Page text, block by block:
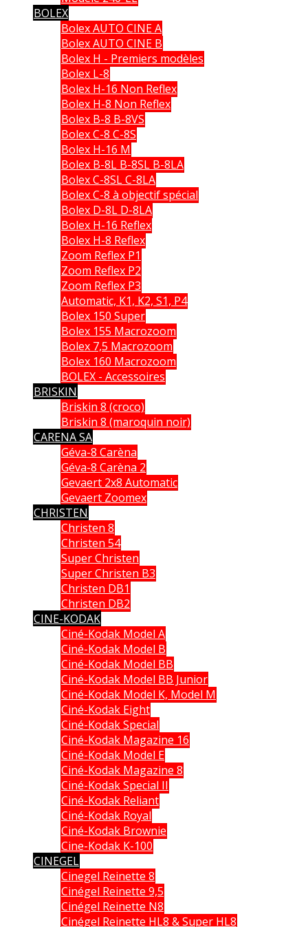
BOLEX
Bolex AUTO CINE A
Bolex AUTO CINE B
Bolex H - Premiers modèles
Bolex L-8
Bolex H-16 Non Reflex
Bolex H-8 Non Reflex
Bolex B-8 B-8VS
Bolex C-8 C-8S
Bolex H-16 M
Bolex B-8L B-8SL B-8LA
Bolex C-8SL C-8LA
Bolex C-8 à objectif spécial
Bolex D-8L D-8LA
Bolex H-16 Reflex
Bolex H-8 Reflex
Zoom Reflex P1
Zoom Reflex P2
Zoom Reflex P3
Automatic, K1, K2, S1, P4
Bolex 150 Super
Bolex 155 Macrozoom
Bolex 7,5 Macrozoom
Bolex 160 Macrozoom
BOLEX - Accessoires
BRISKIN
Briskin 8 (croco)
Briskin 8 (maroquin noir)
CARENA SA
Géva-8 Carèna
Géva-8 Carèna 2
Gevaert 2x8 Automatic
Gevaert Zoomex
CHRISTEN
Christen 8
Christen 54
Super Christen
Super Christen B3
Christen DB1
Christen DB2
CINE-KODAK
Ciné-Kodak Model A
Ciné-Kodak Model B
Ciné-Kodak Model BB
Ciné-Kodak Model BB Junior
Ciné-Kodak Model K, Model M
Ciné-Kodak Eight
Ciné-Kodak Special
Ciné-Kodak Magazine 16
Ciné-Kodak Model E
Ciné-Kodak Magazine 8
Ciné-Kodak Special II
Ciné-Kodak Reliant
Ciné-Kodak Royal
Ciné-Kodak Brownie
Cine-Kodak K-100
CINEGEL
Cinegel Reinette 8
Cinégel Reinette 9,5
Cinégel Reinette N8
Cinégel Reinette HL8 & Super HL8